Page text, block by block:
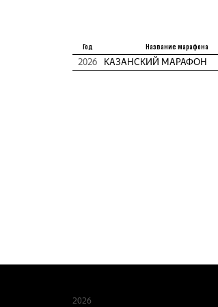
Год Название марафона
2026 КАЗАНСКИЙ МАРАФОН
2026